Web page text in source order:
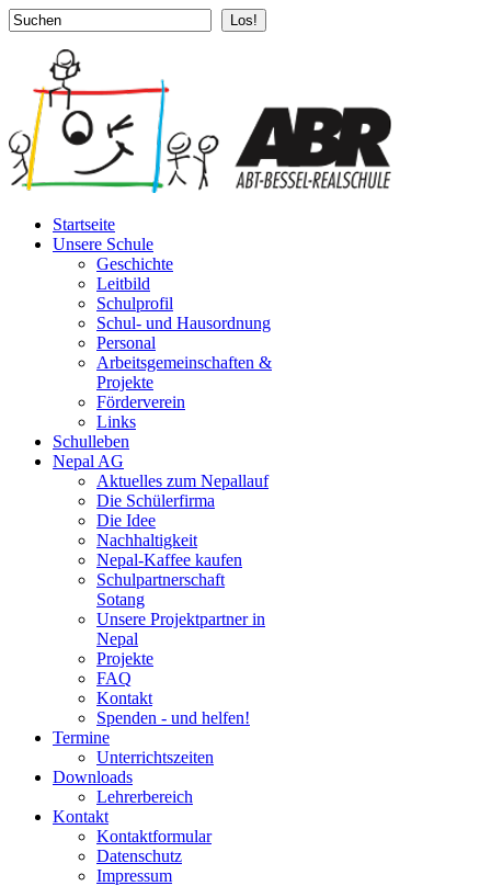
Los!
Startseite
Unsere Schule
Geschichte
Leitbild
Schulprofil
Schul- und Hausordnung
Personal
Arbeitsgemeinschaften &
Projekte
Förderverein
Links
Schulleben
Nepal AG
Aktuelles zum Nepallauf
Die Schülerfirma
Die Idee
Nachhaltigkeit
Nepal-Kaffee kaufen
Schulpartnerschaft
Sotang
Unsere Projektpartner in
Nepal
Projekte
FAQ
Kontakt
Spenden - und helfen!
Termine
Unterrichtszeiten
Downloads
Lehrerbereich
Kontakt
Kontaktformular
Datenschutz
Impressum